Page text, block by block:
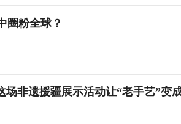
圈粉全球？
场非遗援疆展示活动让“老手艺”变